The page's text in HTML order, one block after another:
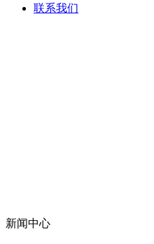
联系我们
新闻中心